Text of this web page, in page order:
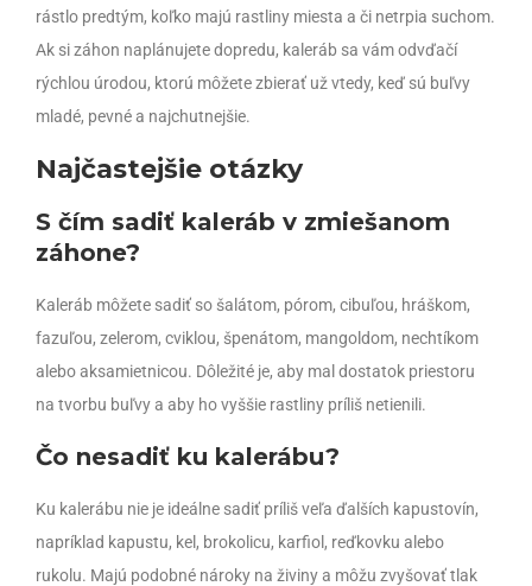
rástlo predtým, koľko majú rastliny miesta a či netrpia suchom.
Ak si záhon naplánujete dopredu, kaleráb sa vám odvďačí
rýchlou úrodou, ktorú môžete zbierať už vtedy, keď sú buľvy
mladé, pevné a najchutnejšie.
Najčastejšie otázky
S čím sadiť kaleráb v zmiešanom
záhone?
Kaleráb môžete sadiť so šalátom, pórom, cibuľou, hráškom,
fazuľou, zelerom, cviklou, špenátom, mangoldom, nechtíkom
alebo aksamietnicou. Dôležité je, aby mal dostatok priestoru
na tvorbu buľvy a aby ho vyššie rastliny príliš netienili.
Čo nesadiť ku kalerábu?
Ku kalerábu nie je ideálne sadiť príliš veľa ďalších kapustovín,
napríklad kapustu, kel, brokolicu, karfiol, reďkovku alebo
rukolu. Majú podobné nároky na živiny a môžu zvyšovať tlak